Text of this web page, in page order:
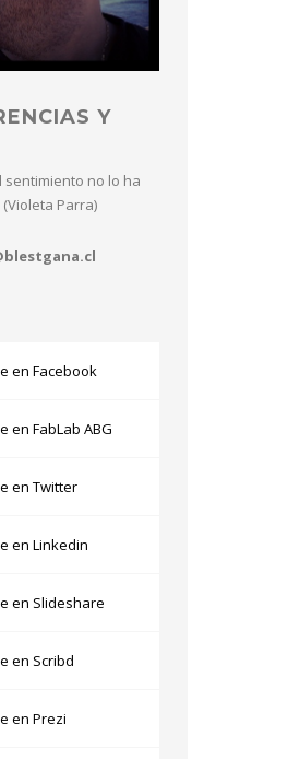
Y
sentimiento no lo ha
Parra)
en Facebook
en FabLab ABG
en Twitter
en Linkedin
en Slideshare
en Scribd
en Prezi